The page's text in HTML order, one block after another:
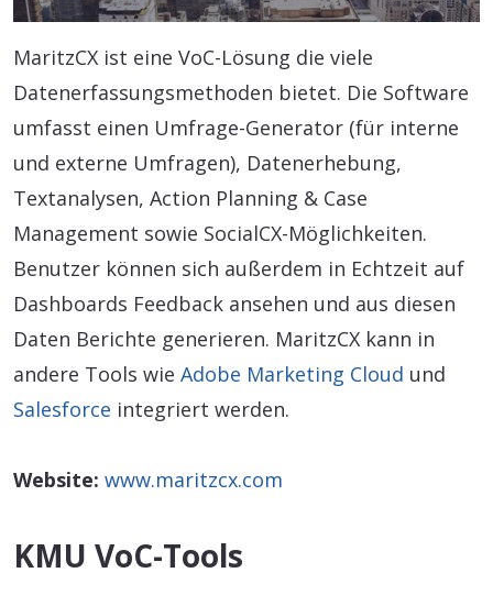
MaritzCX ist eine VoC-Lösung die viele
Datenerfassungsmethoden bietet. Die Software
umfasst einen Umfrage-Generator (für interne
und externe Umfragen), Datenerhebung,
Textanalysen, Action Planning & Case
Management sowie SocialCX-Möglichkeiten.
Benutzer können sich außerdem in Echtzeit auf
Dashboards Feedback ansehen und aus diesen
Daten Berichte generieren. MaritzCX kann in
andere Tools wie Adobe Marketing Cloud und
Salesforce integriert werden.
Website: www.maritzcx.com
KMU VoC-Tools